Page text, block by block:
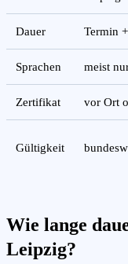
Dauer Termin
Sprachen meist
Zertifikat vor Ort
Gültigkeit
Wie lange
Leipzig?